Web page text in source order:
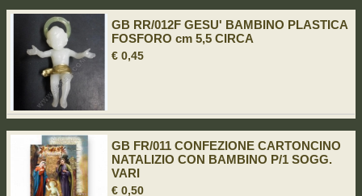
GB RR/012F GESU' BAMBINO PLASTICA
FOSFORO cm 5,5 CIRCA
€ 0,45
GB FR/011 CONFEZIONE CARTONCINO
NATALIZIO CON BAMBINO P/1 SOGG.
VARI
€ 0,50